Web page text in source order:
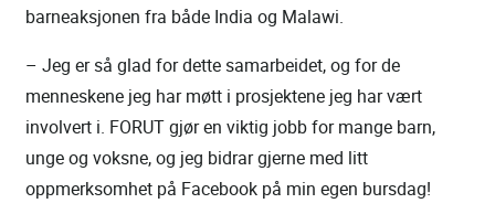
barneaksjonen fra både India og Malawi.
– Jeg er så glad for dette samarbeidet, og for de
menneskene jeg har møtt i prosjektene jeg har vært
involvert i. FORUT gjør en viktig jobb for mange barn,
unge og voksne, og jeg bidrar gjerne med litt
oppmerksomhet på Facebook på min egen bursdag!